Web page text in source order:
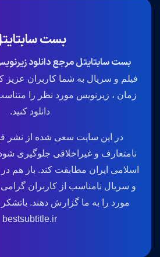
بست
بست سابتایتل مرجع دانلود
فیلم و سریال به شما کاربران عزیز
زمان ، زیرنویس مورد نظر را
دانلود کنید.
در این سایت سعی شده از نشر
نامتعارف و غیراخلاقی جلوگیری
اسلامی ایران مطابقت کند. باز هم
و سریال نامناسب از کاربران
مورد را به ما گزارش دهند.
bestsubtitle.ir